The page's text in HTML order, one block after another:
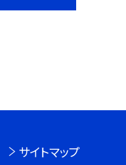
サイトマップ